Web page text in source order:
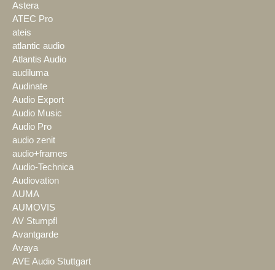
Astera
ATEC Pro
ateis
atlantic audio
Atlantis Audio
audiluma
Audinate
Audio Export
Audio Music
Audio Pro
audio zenit
audio+frames
Audio-Technica
Audiovation
AUMA
AUMOVIS
AV Stumpfl
Avantgarde
Avaya
AVE Audio Stuttgart